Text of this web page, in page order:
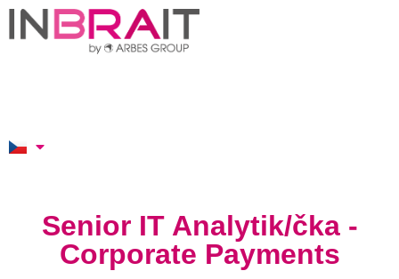
Senior IT Analytik/čka -
Corporate Payments